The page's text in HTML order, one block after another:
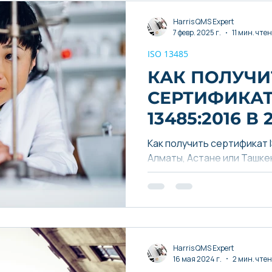
КАК
СЕРТИФИКАТ
13485:2016 В
ПОШАГОВОЕ
КАЗАХСТАНЕ:
ЛАЙФХАКИ
Как получить сертификат
Алматы, Астане или
поддержка, несколько
консалтинг для
ISO 13485
Harris QMS Expert
7 февр. 2025 г.
11 мин.
Harris QMS Expert
16 мая 2024 г.
2 мин.